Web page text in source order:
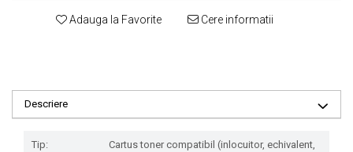
Adauga la Favorite Cere informatii
Descriere
Tip:
Cartus toner compatibil (inlocuitor, echivalent,